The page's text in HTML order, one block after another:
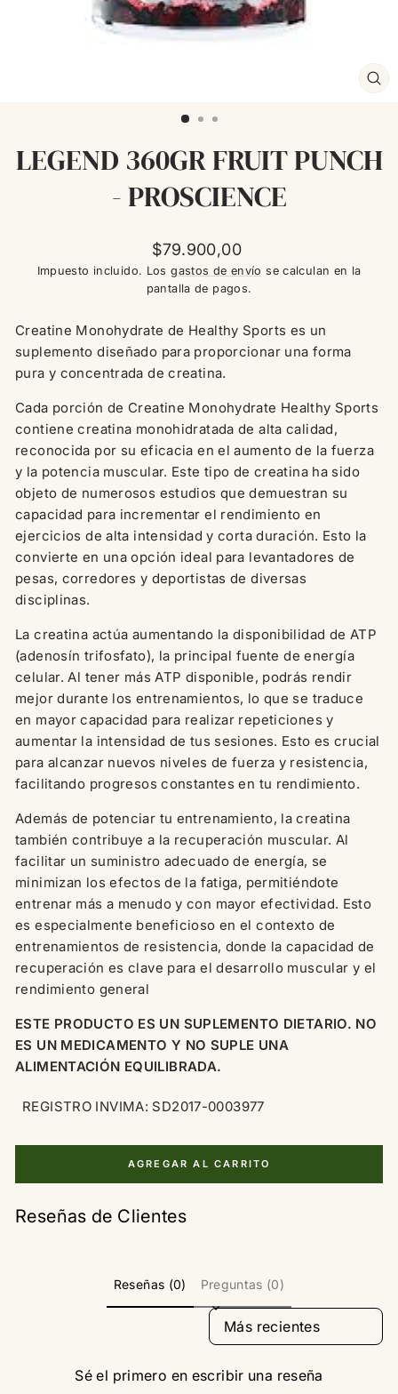
LEGEND 360GR FRUIT PUNCH
- PROSCIENCE
Precio
habitual
$79.900,00
Impuesto incluido. Losgastos de envío se calculan en la
pantalla de pagos.
Creatine Monohydrate de Healthy Sports es un
suplemento diseñado para proporcionar una forma
pura y concentrada de creatina.
Cada porción de Creatine Monohydrate Healthy Sports
contiene creatina monohidratada de alta calidad,
reconocida por su eficacia en el aumento de la fuerza
y la potencia muscular. Este tipo de creatina ha sido
objeto de numerosos estudios que demuestran su
capacidad para incrementar el rendimiento en
ejercicios de alta intensidad y corta duración. Esto la
convierte en una opción ideal para levantadores de
pesas, corredores y deportistas de diversas
disciplinas.
La creatina actúa aumentando la disponibilidad de ATP
(adenosín trifosfato), la principal fuente de energía
celular. Al tener más ATP disponible, podrás rendir
mejor durante los entrenamientos, lo que se traduce
en mayor capacidad para realizar repeticiones y
aumentar la intensidad de tus sesiones. Esto es crucial
para alcanzar nuevos niveles de fuerza y resistencia,
facilitando progresos constantes en tu rendimiento.
Además de potenciar tu entrenamiento, la creatina
también contribuye a la recuperación muscular. Al
facilitar un suministro adecuado de energía, se
minimizan los efectos de la fatiga, permitiéndote
entrenar más a menudo y con mayor efectividad. Esto
es especialmente beneficioso en el contexto de
entrenamientos de resistencia, donde la capacidad de
recuperación es clave para el desarrollo muscular y el
rendimiento general
ESTE PRODUCTO ES UN SUPLEMENTO DIETARIO. NO
ES UN MEDICAMENTO Y NO SUPLE UNA
ALIMENTACIÓN EQUILIBRADA.
REGISTRO INVIMA: SD2017-0003977
AGREGAR AL CARRITO
Reseñas de Clientes
Reseñas (0) Preguntas (0)
SORT REVIEWS BY
Sé el primero en escribir una reseña